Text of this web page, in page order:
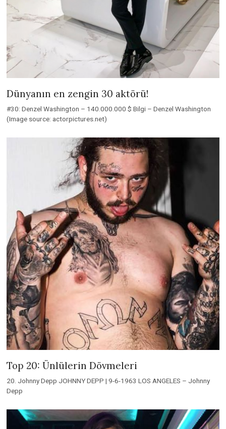
Dünyanın en zengin 30 aktörü!
#30: Denzel Washington – 140.000.000 $ Bilgi – Denzel Washington
(Image source: actorpictures.net)
Top 20: Ünlülerin Dövmeleri
20. Johnny Depp JOHNNY DEPP | 9-6-1963 LOS ANGELES – Johnny
Depp